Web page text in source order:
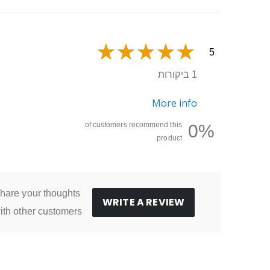
5
1 ביקורות
More info
0%
of customers recommend this
product
WRITE A REVIEW
your thoughts
other customers